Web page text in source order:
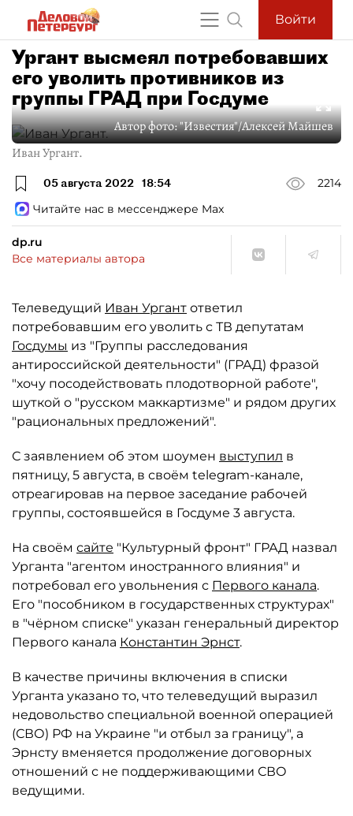
Войти
Ургант высмеял потребовавших
его уволить противников из
группы ГРАД при Госдуме
Автор фото:"Известия"/Алексей Майшев
Иван Ургант.
05 августа 2022 18:54
2214
Читайте нас в мессенджере Max
dp.ru
Все материалы автора
Телеведущий Иван Ургант ответил
потребовавшим его уволить с ТВ депутатам
Госдумы из "Группы расследования
антироссийской деятельности" (ГРАД) фразой
"хочу посодействовать плодотворной работе",
шуткой о "русском маккартизме" и рядом других
"рациональных предложений".
С заявлением об этом шоумен выступил в
пятницу, 5 августа, в своём telegram-канале,
отреагировав на первое заседание рабочей
группы, состоявшейся в Госдуме 3 августа.
На своём сайте "Культурный фронт" ГРАД назвал
Урганта "агентом иностранного влияния" и
потребовал его увольнения с Первого канала.
Его "пособником в государственных структурах"
в "чёрном списке" указан генеральный директор
Первого канала Константин Эрнст.
В качестве причины включения в списки
Урганта указано то, что телеведущий выразил
недовольство специальной военной операцией
(СВО) РФ на Украине "и отбыл за границу", а
Эрнсту вменяется продолжение договорных
отношений с не поддерживающими СВО
ведущими.